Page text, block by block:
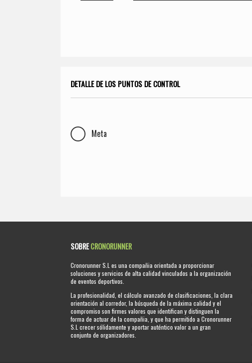
DETALLE DE LOS PUNTOS DE CONTROL
Meta
SOBRECRONORUNNER
Cronorunner S.L es una compañia orientada a proporcionar
soluciones y servicios de alta calidad vinculados a la organización
de eventos deportivos.
La profesionalidad, el cálculo avanzado de clasificaciones, la clara
orientación al corredor, la búsqueda de la máxima calidad y el
compromiso son firmes valores que identifican y distinguen la
forma de actuar de la compañia, y que ha permitido a Cronorunner
S.L crecer sólidamente y aportar auténtico valor a un gran
conjunto de organizadores.